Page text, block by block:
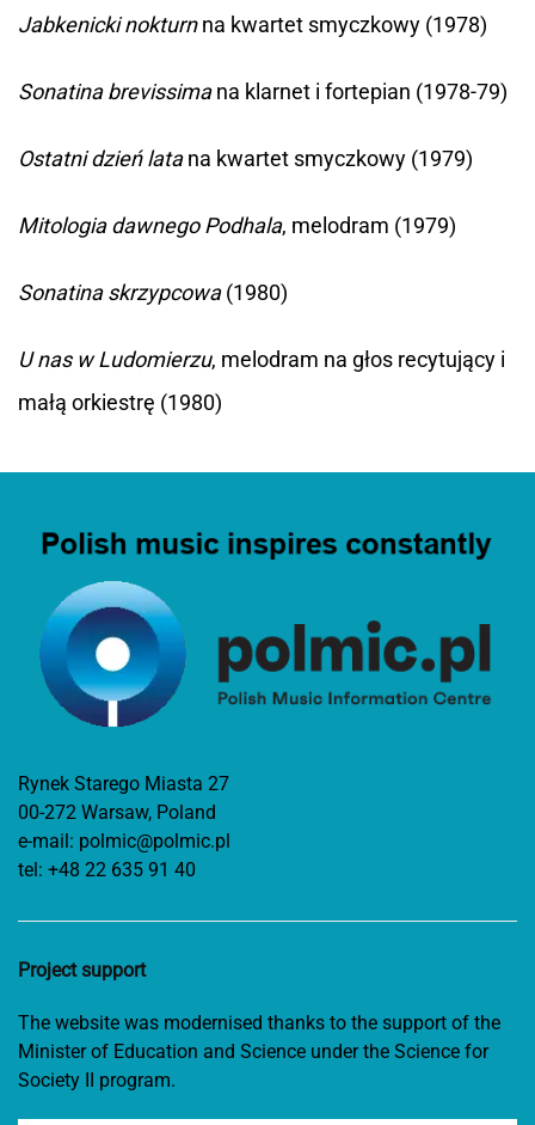
Jabkenicki nokturnna kwartet smyczkowy (1978)
Sonatina brevissimana klarnet i fortepian (1978-79)
Ostatni dzień latana kwartet smyczkowy (1979)
Mitologia dawnego Podhala, melodram (1979)
Sonatina skrzypcowa(1980)
U nas w Ludomierzu, melodram na głos recytujący i
małą orkiestrę (1980)
Rynek Starego Miasta 27
00-272 Warsaw, Poland
e-mail: polmic@polmic.pl
tel: +48 22 635 91 40
Project support
The website was modernised thanks to the support of the
Minister of Education and Science under the Science for
Society II program.